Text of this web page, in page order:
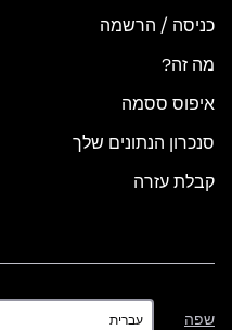
כניסה / הרשמה
מה זה?
איפוס ססמה
סנכרון הנתונים שלך
קבלת עזרה
שפה
שפה